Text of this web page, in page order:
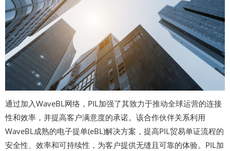
通过加入WaveBL网络，PIL加强了其致力于推动全球运营的连接
性和效率，并提高客户满意度的承诺。该合作伙伴关系利用
WaveBL成熟的电子提单(eBL)解决方案，提高PIL贸易单证流程的
安全性、效率和可持续性，为客户提供无缝且可靠的体验。PIL加